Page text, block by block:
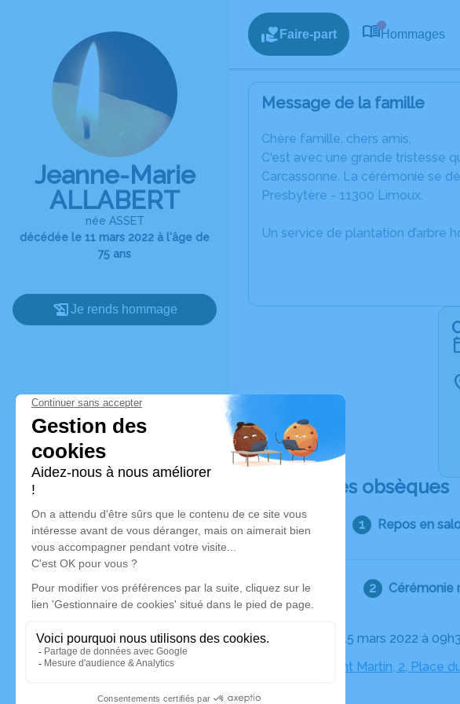
Jeanne-Marie
ALLABERT
née ASSET
décédée le 11 mars 2022 à l'âge de
75 ans
Je rends hommage
Faire-part Hommages
Message de la famille
Chère famille, chers amis,
C'est avec une grande tristesse
Carcassonne. La cérémonie se
Presbytère - 11300 Limoux.
Un service de plantation d’arbre
Déroulé des obsèques
Repos en
Cérémonie
Le mardi 15 mars 2022 à
Église Saint Martin, 2, Place